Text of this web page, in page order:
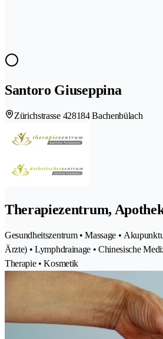
Santoro Giuseppina
Zürichstrasse 428184 Bachenbülach
Therapiezentrum,
Gesundheitszentrum • Massage •
Ärzte) • Lymphdrainage • Chinesische
Therapie • Kosmetik